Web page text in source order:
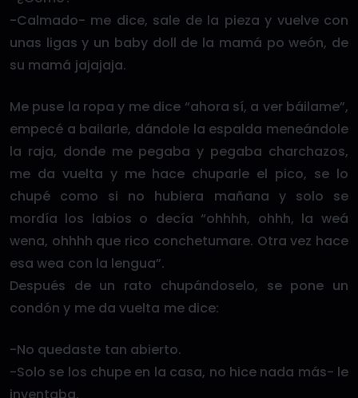
-Calmado- me dice, sale de la pieza y vuelve con
unas ligas y un baby doll de la mamá po weón, de
su mamá jajajaja.
Me puse la ropa y me dice “ahora sí, a ver báilame”,
empecé a bailarle, dándole la espalda meneándole
la raja, donde me pegaba y pegaba charchazos,
me da vuelta y me hace chuparle el pico, se lo
chupé como si no hubiera mañana y solo se
mordía los labios o decía “ohhhh, ohhh, la weá
wena, ohhhh que rico conchetumare. Otra vez hace
esa wea con la lengua”.
Después de un rato chupándoselo, se pone un
condón y me da vuelta me dice:
-No quedaste tan abierto.
-Solo se los chupe en la casa, no hice nada más- le
inventaba.